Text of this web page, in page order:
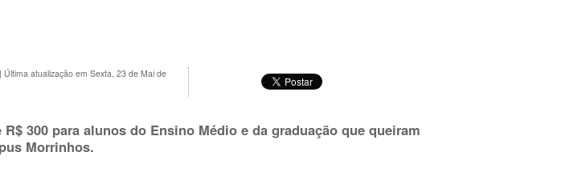
| Última atualização em Sexta, 23 de Mai de
R$ 300 para alunos do Ensino Médio e da graduação que queiram
Morrinhos.